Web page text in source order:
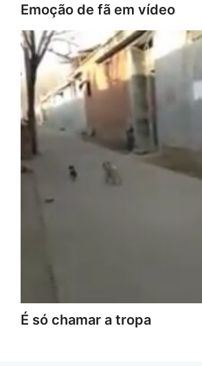
Emoção de fã em vídeo
É só chamar a tropa